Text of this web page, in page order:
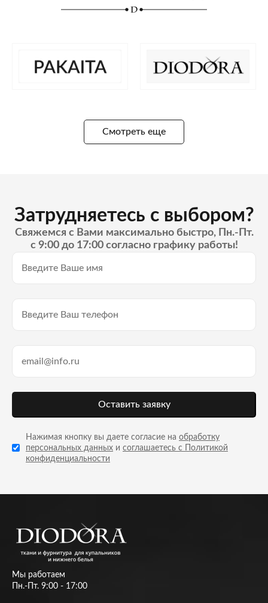
Смотреть еще
Затрудняетесь с выбором?
Свяжемся с Вами максимально быстро, Пн.-Пт.
с 9:00 до 17:00 согласно графику работы!
Оставить заявку
Нажимая кнопку вы даете согласие на обработку
персональных данных и соглашаетесь с Политикой
конфиденциальности
Мы работаем
Пн.-Пт. 9:00 - 17:00